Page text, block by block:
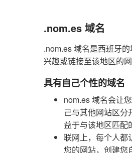
.nom.es 域名
.nom.es 域名是西班牙
兴趣或链接至该地区的网
具有自己个性的域名
nom.es 域名会让
己与其他网站区
益于与该地区匹配
联网上，每个人都
您的网站，创建您